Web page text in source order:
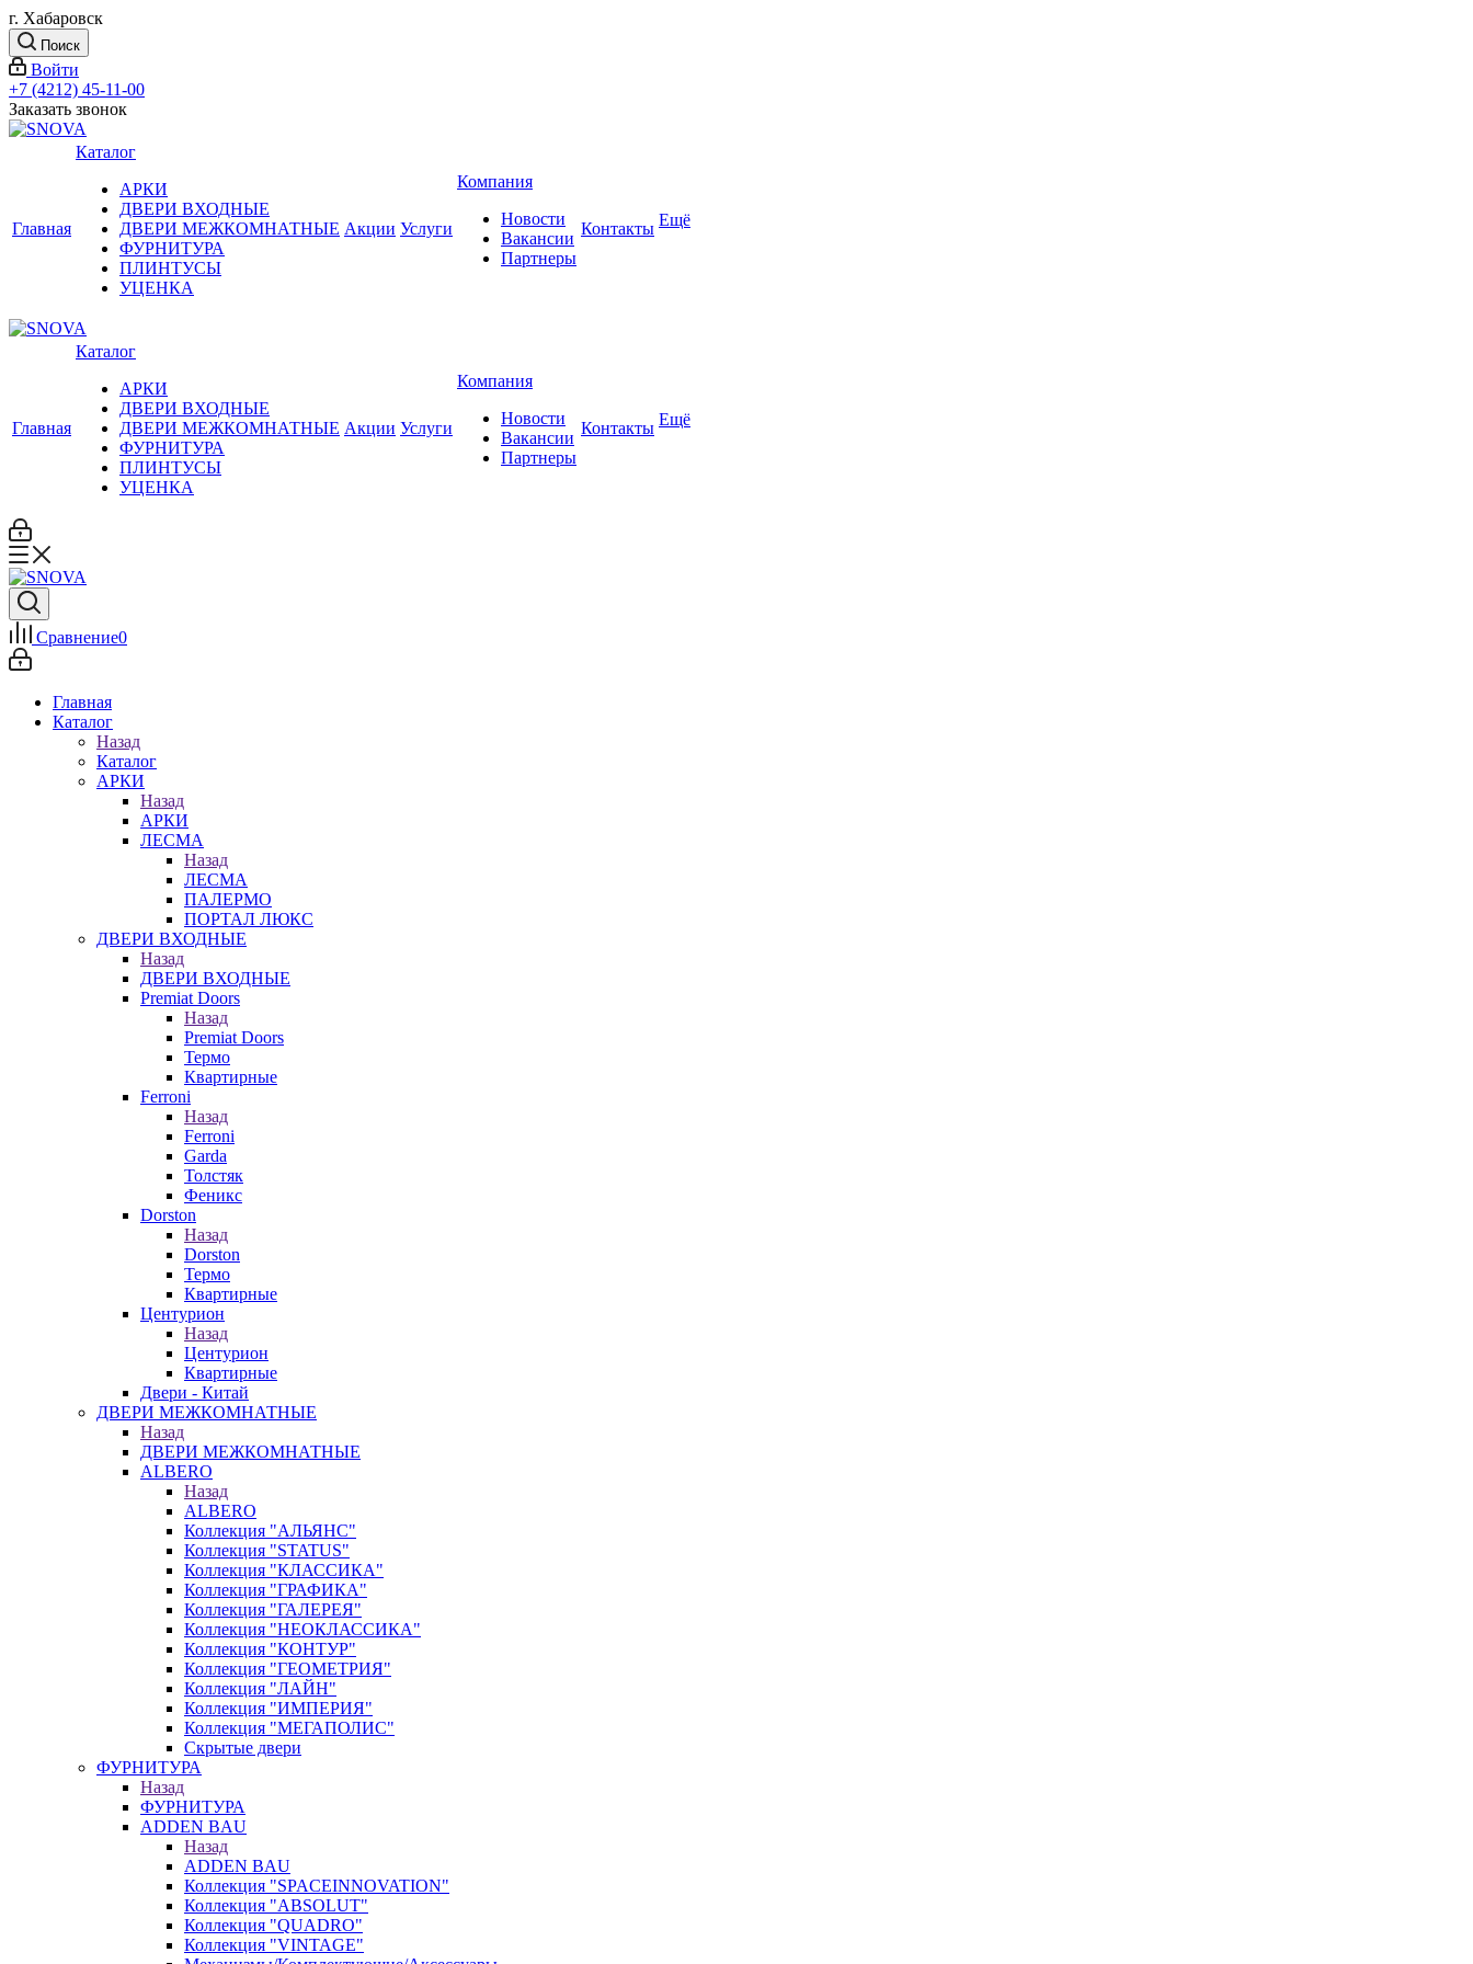
г. Хабаровск
Поиск
Войти
+7 (4212) 45-11-00
Заказать звонок
Главная
Каталог
АРКИ
ДВЕРИ ВХОДНЫЕ
ДВЕРИ МЕЖКОМНАТНЫЕ
ФУРНИТУРА
ПЛИНТУСЫ
УЦЕНКА
Акции Услуги
Компания
Новости
Вакансии
Партнеры
Контакты Ещё
Главная
Каталог
АРКИ
ДВЕРИ ВХОДНЫЕ
ДВЕРИ МЕЖКОМНАТНЫЕ
ФУРНИТУРА
ПЛИНТУСЫ
УЦЕНКА
Акции Услуги
Компания
Новости
Вакансии
Партнеры
Контакты Ещё
Сравнение0
Главная
Каталог
Назад
Каталог
АРКИ
Назад
АРКИ
ЛЕСМА
Назад
ЛЕСМА
ПАЛЕРМО
ПОРТАЛ ЛЮКС
ДВЕРИ ВХОДНЫЕ
Назад
ДВЕРИ ВХОДНЫЕ
Premiat Doors
Назад
Premiat Doors
Термо
Квартирные
Ferroni
Назад
Ferroni
Garda
Толстяк
Феникс
Dorston
Назад
Dorston
Термо
Квартирные
Центурион
Назад
Центурион
Квартирные
Двери - Китай
ДВЕРИ МЕЖКОМНАТНЫЕ
Назад
ДВЕРИ МЕЖКОМНАТНЫЕ
ALBERO
Назад
ALBERO
Коллекция "АЛЬЯНС"
Коллекция "STATUS"
Коллекция "КЛАССИКА"
Коллекция "ГРАФИКА"
Коллекция "ГАЛЕРЕЯ"
Коллекция "НЕОКЛАССИКА"
Коллекция "КОНТУР"
Коллекция "ГЕОМЕТРИЯ"
Коллекция "ЛАЙН"
Коллекция "ИМПЕРИЯ"
Коллекция "МЕГАПОЛИС"
Скрытые двери
ФУРНИТУРА
Назад
ФУРНИТУРА
ADDEN BAU
Назад
ADDEN BAU
Коллекция "SPACEINNOVATION"
Коллекция "ABSOLUT"
Коллекция "QUADRO"
Коллекция "VINTAGE"